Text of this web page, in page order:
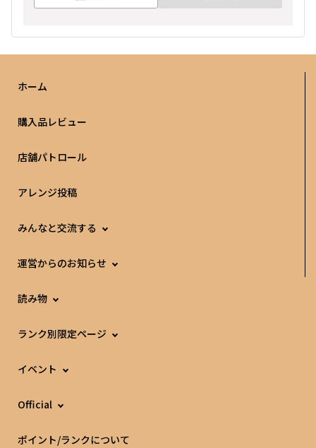
ホーム
購入品レビュー
店舗パトロール
アレンジ投稿
みんなと交流する
運営からのお知らせ
読み物
ランク別限定ページ
イベント
Official
ポイント/ランクについて